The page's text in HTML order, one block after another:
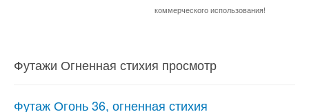
коммерческого использования!
Футажи Огненная стихия просмотр
Футаж Огонь 36, огненная стихия